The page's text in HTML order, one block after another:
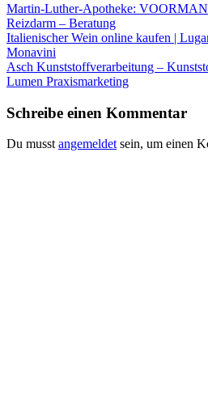
Martin-Luther-Apotheke:
Reizdarm – Beratung
Italienischer Wein online kaufen |
Monavini
Asch Kunststoffverarbeitung –
Lumen Praxismarketing
Schreibe einen Kommentar
Du musst angemeldet sein, um einen